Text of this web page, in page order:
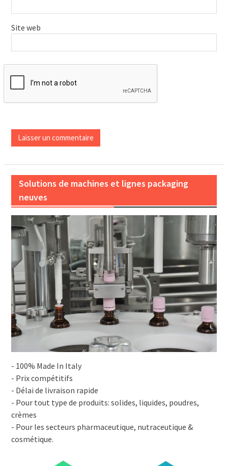
Site web
Solutions de machines et lignes packaging
neuves
- 100% Made In Italy
- Prix compétitifs
- Délai de livraison rapide
- Pour tout type de produits: solides, liquides, poudres,
crèmes
- Pour les secteurs pharmaceutique, nutraceutique &
cosmétique.